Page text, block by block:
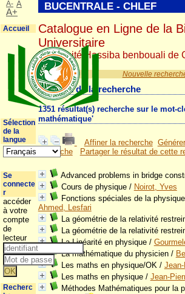
Nouvelle
Résultat de la recherche
1351 résultat(s) recherche sur le mot-
mathématique'
Affiner la recherche
recherche
Partager le résultat de cette
Advanced problems in bridge
Cours de physique/ Noirot, Yves
Fonctions spéciales de la
Ahmed, Lesfari
La géométrie de la relativité
La géométrie de la relativité
La Linéarité en physique/
La mathématique du physicien/
Les maths en physique/OK/
Les maths en physique/ Jean-
Méthodes Mathématiques pour la
BUCENTRALE - CHLEF
Catalogue en Ligne de la
Universitaire
Université Hassiba benbouali de
A- A
A+
Accueil
Sélection
de la
langue
Se
connecte
r
accéder
à votre
compte
de
lecteur
Recherc